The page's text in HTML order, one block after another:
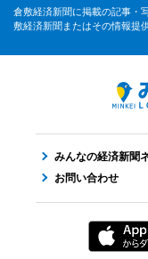
倉敷経済新聞に掲載の記事・
敷経済新聞またはその情報提
みんなの経済新聞
お問い合わせ